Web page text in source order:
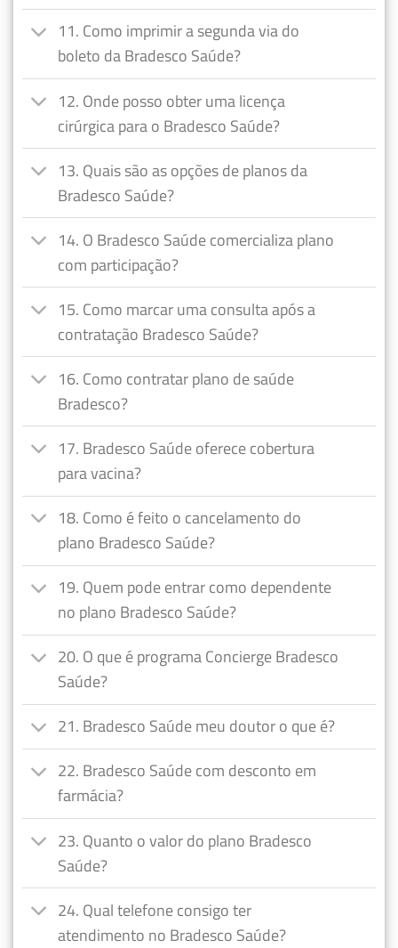
11. Como imprimir a segunda via do
boleto da Bradesco Saúde?
12. Onde posso obter uma licença
cirúrgica para o Bradesco Saúde?
13. Quais são as opções de planos da
Bradesco Saúde?
14. O Bradesco Saúde comercializa plano
com participação?
15. Como marcar uma consulta após a
contratação Bradesco Saúde?
16. Como contratar plano de saúde
Bradesco?
17. Bradesco Saúde oferece cobertura
para vacina?
18. Como é feito o cancelamento do
plano Bradesco Saúde?
19. Quem pode entrar como dependente
no plano Bradesco Saúde?
20. O que é programa Concierge Bradesco
Saúde?
21. Bradesco Saúde meu doutor o que é?
22. Bradesco Saúde com desconto em
farmácia?
23. Quanto o valor do plano Bradesco
Saúde?
24. Qual telefone consigo ter
atendimento no Bradesco Saúde?